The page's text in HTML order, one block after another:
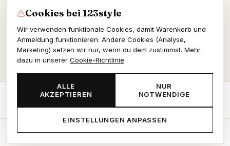
JETZT BESTELLEN- €97,43
SICHER BEZAHLEN MIT
DatenschutzCookies
Cookies bei 123style
Wir verwenden funktionale Cookies, damit Warenkorb und
Anmeldung funktionieren. Andere Cookies (Analyse,
Marketing) setzen wir nur, wenn du dem zustimmst. Mehr
dazu in unserer Cookie-Richtlinie.
ALLE
AKZEPTIEREN
NUR
NOTWENDIGE
EINSTELLUNGEN ANPASSEN